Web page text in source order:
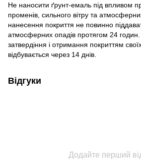
Не наносити ґрунт-емаль під впливом
променів, сильного вітру та
нанесення покриття не повинно
атмосферних опадів протягом 24
затвердіння і отримання покриттям
відбувається через 14 днів.
Відгуки
Додайте перший